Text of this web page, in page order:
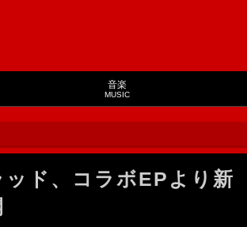
音楽
MUSIC
ド、コラボEPより新